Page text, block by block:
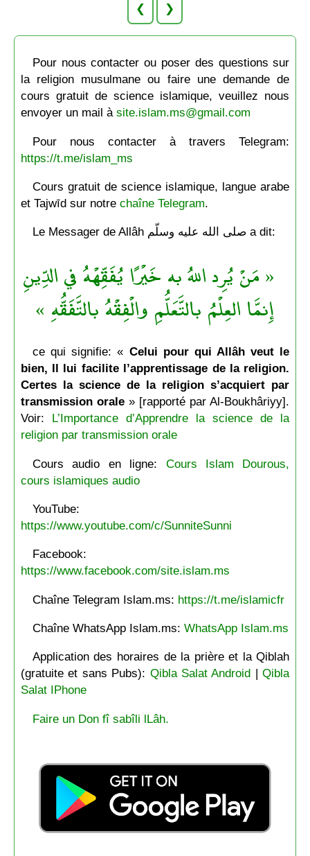
❮ ❯
Pour nous contacter ou poser des questions sur
la religion musulmane ou faire une demande de
cours gratuit de science islamique, veuillez nous
envoyer un mail à site.islam.ms@gmail.com
Pour nous contacter à travers Telegram:
https://t.me/islam_ms
Cours gratuit de science islamique, langue arabe
et Tajwīd sur notre chaîne Telegram.
Le Messager de Allâh صلى الله عليه وسلّم a dit:
« مَنْ يُرِد اللهُ به خَيْرًا يُفَقِّهْهُ في الدِّينِ
إِنمَّا العِلْمُ بالتَّعَلُّمِ والْفِقْهُ بالتَّفَقُّهِ »
ce qui signifie: « Celui pour qui Allâh veut le
bien, Il lui facilite l’apprentissage de la religion.
Certes la science de la religion s’acquiert par
transmission orale» [rapporté par Al-Boukhâriyy].
Voir: L’Importance d’Apprendre la science de la
religion par transmission orale
Cours audio en ligne: Cours Islam Dourous,
cours islamiques audio
YouTube:
https://www.youtube.com/c/SunniteSunni
Facebook:
https://www.facebook.com/site.islam.ms
Chaîne Telegram Islam.ms: https://t.me/islamicfr
Chaîne WhatsApp Islam.ms: WhatsApp Islam.ms
Application des horaires de la prière et la Qiblah
(gratuite et sans Pubs): Qibla Salat Android |Qibla
Salat IPhone
Faire un Don fî sabîli lLâh.